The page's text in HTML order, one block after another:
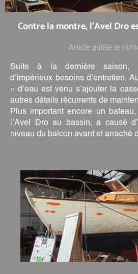
Contre la montre, l'Avel Dro
Article publié le 13/
Suite à la dernière saison,
d’impérieux besoins d’entretien.
» d’eau est venu s’ajouter la
autres détails récurrents de
Plus important encore un
l’Avel Dro au bassin, a causé
niveau du balcon avant et arraché